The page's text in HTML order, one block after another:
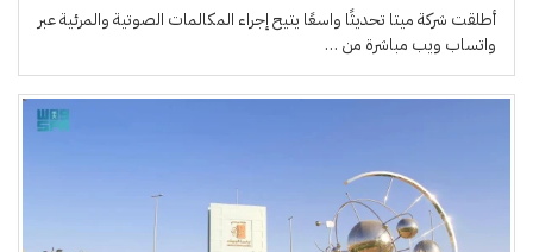
أطلقت شركة ميتا تحديثًا واسعًا يتيح إجراء المكالمات الصوتية والمرئية عبر
واتساب ويب مباشرة من …